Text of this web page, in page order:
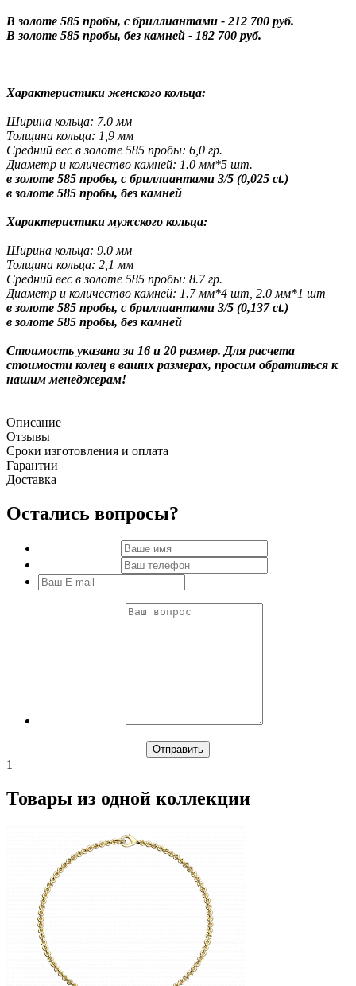
В золоте 585 пробы, с бриллиантами - 212 700 руб.
В золоте 585 пробы, без камней - 182 700 руб.
Характеристики женского кольца:
Ширина кольца: 7.0 мм
Толщина кольца: 1,9 мм
Средний вес в золоте 585 пробы: 6,0 гр.
Диаметр и количество камней: 1.0 мм*5 шт.
в золоте 585 пробы, с бриллиантами 3/5 (0,025 ct.)
в золоте 585 пробы, без камней
Характеристики мужского кольца:
Ширина кольца: 9.0 мм
Толщина кольца: 2,1 мм
Средний вес в золоте 585 пробы: 8.7 гр.
Диаметр и количество камней: 1.7 мм*4 шт, 2.0 мм*1 шт
в золоте 585 пробы, с бриллиантами 3/5 (0,137 ct.)
в золоте 585 пробы, без камней
Стоимость указана за 16 и 20 размер. Для расчета
стоимости колец в ваших размерах, просим обратиться к
нашим менеджерам!
Описание
Отзывы
Сроки изготовления и оплата
Гарантии
Доставка
Остались вопросы?
1
Товары из одной коллекции